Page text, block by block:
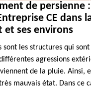
de persienne
CE dans
et ses environs
sont les structures qui
agressions
de la pluie. Ainsi,
mauvais état. Dans ce